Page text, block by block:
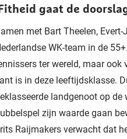
gaat de
met Bart Theelen,
WK-team in de
ter wereld, maar
is in deze leeftijdsklasse.
landgenoot op
zijn waarde gaan
Raijmakers verwacht dat